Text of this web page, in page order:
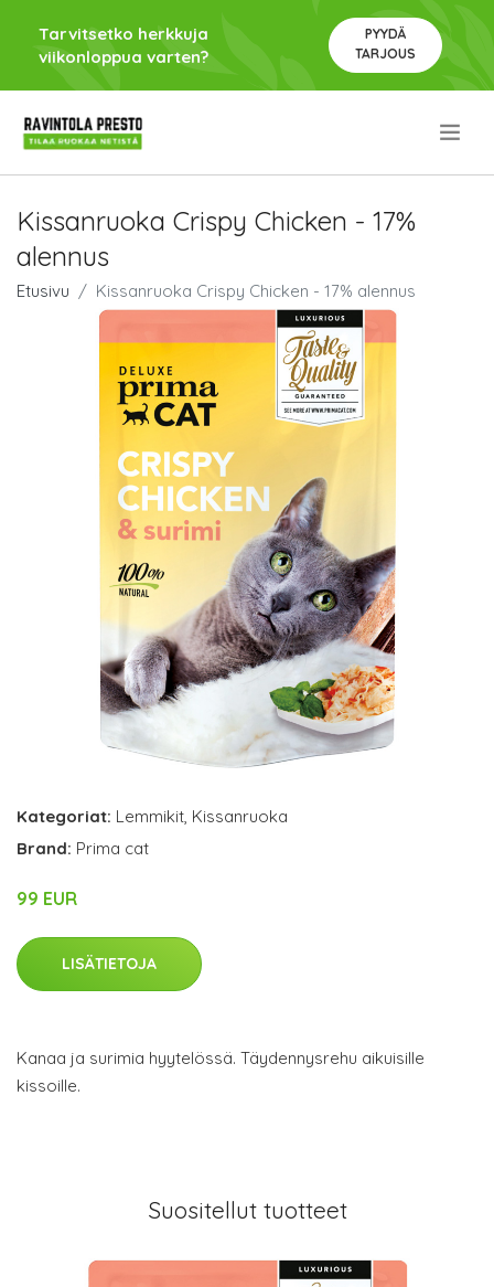
Tarvitsetko herkkuja
viikonloppua varten?
PYYDÄ
TARJOUS
Kissanruoka Crispy Chicken - 17%
alennus
Etusivu Kissanruoka Crispy Chicken - 17% alennus
Kategoriat: Lemmikit, Kissanruoka
Brand: Prima cat
99 EUR
LISÄTIETOJA
Kanaa ja surimia hyytelössä. Täydennysrehu aikuisille
kissoille.
Suositellut tuotteet